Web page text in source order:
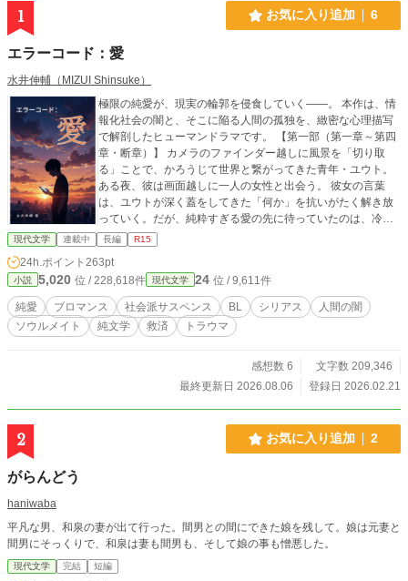
1 お気に入り追加 6
エラーコード：愛
水井伸輔（MIZUI Shinsuke）
極限の純愛が、現実の輪郭を侵食していく――。 本作は、情
報化社会の闇と、そこに陥る人間の孤独を、緻密な心理描写
で解剖したヒューマンドラマです。 【第一部（第一章～第四
章・断章）】 カメラのファインダー越しに風景を「切り取
る」ことで、かろうじて世界と繋がってきた青年・ユウト。
ある夜、彼は画面越しに一人の女性と出会う。 彼女の言葉
は、ユウトが深く蓋をしてきた「何か」を抗いがたく解き放
っていく。だが、純粋すぎる愛の先に待っていたのは、冷酷
な断崖だった――。 （※舞台となる東京の谷中、日暮里、谷
根千の情景も、独自の文体と併せてお楽しみください） 【第
二部（第5章～）】 視点は突然、「もう一人の人物」へと移
行する。 ユウトとは別の場所で、別の孤独を抱えながら生き
てきた者。交わるはずのなかった二つの魂が、運命に引き寄
せられるように接近していく。 愛の「美しさ」だけでなく、
そこに潜む生々しい「汚泥」と、それでも人を愛し続ける意
の実証作 本作は、著者が構築した独自の物語記述メソッド
「C.C.W.」を用いて執筆されています。文章の構造や視点移
I生成や外部プログラミング等の演算ツールを一切使用せず、
筆者自身の脳内回路のみで構築・稼働する「生身の執筆シス
おり、創作上の判断および本文執筆はすべて著者本人が行っ
ています。 ※本作はアルファポリス、TALES、カクヨムに重
複掲載しております。 著作権はすべて著者に帰属します。 内
現代文学 連載中 長編 R15
24h.ポイント 263pt
小説 5,020 位 / 228,618件 現代文学 24 位 / 9,611件
純愛 ブロマンス 社会派サスペンス BL シリアス
人間の闇
ソウルメイト
純文学 救済 トラウマ
感想数 6
文字数 209,346
最終更新日 2026.08.06
登録日 2026.02.21
2 お気に入り追加 2
がらんどう
haniwaba
平凡な男、和泉の妻が出て行った。間男との間にできた娘を残して。娘は元妻と
間男にそっくりで、和泉は妻も間男も、そして娘の事も憎悪した。
現代文学 完結 短編